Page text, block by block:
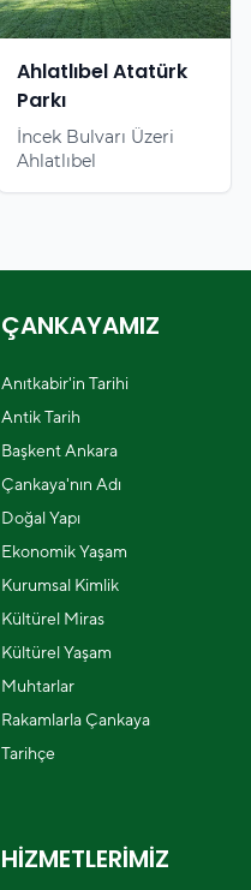
Ahlatlıbel Atatürk
Parkı
İncek Bulvarı Üzeri
Ahlatlıbel
ÇANKAYAMIZ
Anıtkabir'in Tarihi
Antik Tarih
Başkent Ankara
Çankaya'nın Adı
Doğal Yapı
Ekonomik Yaşam
Kurumsal Kimlik
Kültürel Miras
Kültürel Yaşam
Muhtarlar
Rakamlarla Çankaya
Tarihçe
HİZMETLERİMİZ